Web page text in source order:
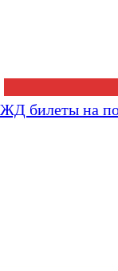
ЖД билеты на